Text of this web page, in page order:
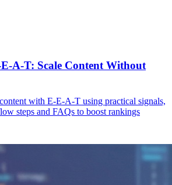
A-T: Scale Content Without
with E-E-A-T using practical signals,
steps and FAQs to boost rankings